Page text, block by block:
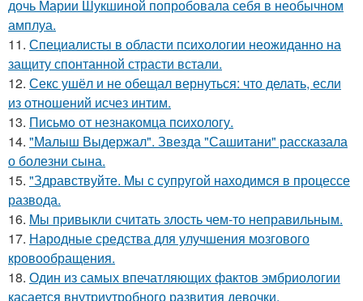
дочь Марии Шукшиной попробовала себя в необычном
амплуа.
11. Специалисты в области психологии неожиданно на
защиту спонтанной страсти встали.
12. Секс ушёл и не обещал вернуться: что делать, если
из отношений исчез интим.
13. Письмo от незнакомца пcихологу.
14. "Малыш Выдержал". Звезда "Сашитани" рассказала
о болезни сына.
15. "Здравствуйте. Mы с супругой находимся в процессе
развода.
16. Mы пpивыкли считать злость чем-то неправильным.
17. Народные средства для улучшения мозгового
кровообращения.
18. Один из самых впечатляющих фактов эмбриологии
касается внутриутробного развития девочки.